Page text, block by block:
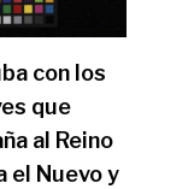
con los
que
al Reino
el Nuevo y